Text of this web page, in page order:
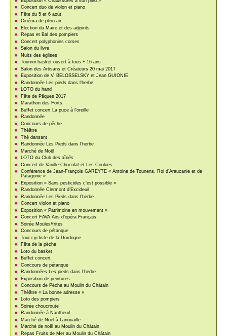
Concert duo de violon et piano
Fête du 5 et 6 août
Cinéma de plein air
Election du Maire et des adjoints
Repas et Bal des pompiers
Concert polyphonies corses
Salon du livre
Nuits des églises
Tournoi basket ouvert à tous + 16 ans
Salon des Artisans et Créateurs 20 mai 2017
Exposition de V. BELOSSELSKY et Jean GUIONIE
Randonnée Les pieds dans l’herbe
LOTO du hand
Fête de Pâques 2017
Marathon des Forts
Buffet concert La puce à l’oreille
Randonnée
Concours de pêche
Théâtre
Thé dansant
Randonnée Les Pieds dans l’herbe
Marché de Noël
LOTO du Club des aînés
Concert de Vanille-Chocolat et Les Cookies
Conférence de Jean-François GAREYTE « Antoine de Tounens, Roi d’Araucanie et de
Patagonie »
Exposition « Sans pesticides c’est possible »
Randonnée Clermont d’Excideuil
Randonnée Les Pieds dans l’herbe
Concert violon et piano
Exposition « Patrimoine en mouvement »
Concert FAVA Airs d’opéra Français
Soirée Moules/frites
Concours de pétanque
Tour cycliste de la Dordogne
Fête de la pêche
Loto du basket
Buffet concert
Concours de pétanque
Randonnées Les pieds dans l’herbe
Exposition de peintures
Concours de Pêche au Moulin du Châtain
Théâtre « La bonne adresse »
Loto des pompiers
Soirée choucroute
Randonnée à Nantheuil
Marché de Noël à Lanouaille
Marché de noël au Moulin du Châtain
Repas Fruits de Mer au Moulin du Châtain